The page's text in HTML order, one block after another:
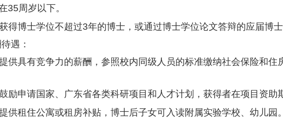
35周岁以下。
得博士学位不超过3年的博士，或通过博士学位论文答辩的应届博士
遇：
供具有竞争力的薪酬，参照校内同级人员的标准缴纳社会保险和住
励申请国家、广东省各类科研项目和人才计划，获得者在项目资助
供租住公寓或租房补贴，博士后子女可入读附属实验学校、幼儿园。